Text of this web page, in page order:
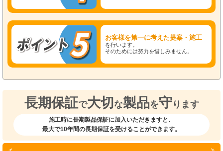
お客様を第一に考えた提案・施工
を行います。
そのためには努力を惜しみません。
長期保証で大切 な製品を守 ります
施工時に長期製品保証に加入いただきますと、
最大で10年間の長期保証を受けることができます。